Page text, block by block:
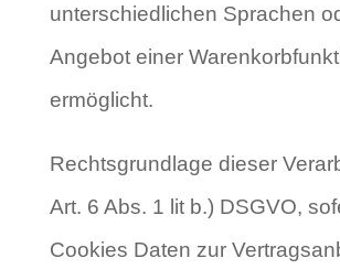
unterschiedlichen Sprachen
Angebot einer
ermöglicht.
Rechtsgrundlage dieser
Art. 6 Abs. 1 lit b.) DSGVO,
Cookies Daten zur